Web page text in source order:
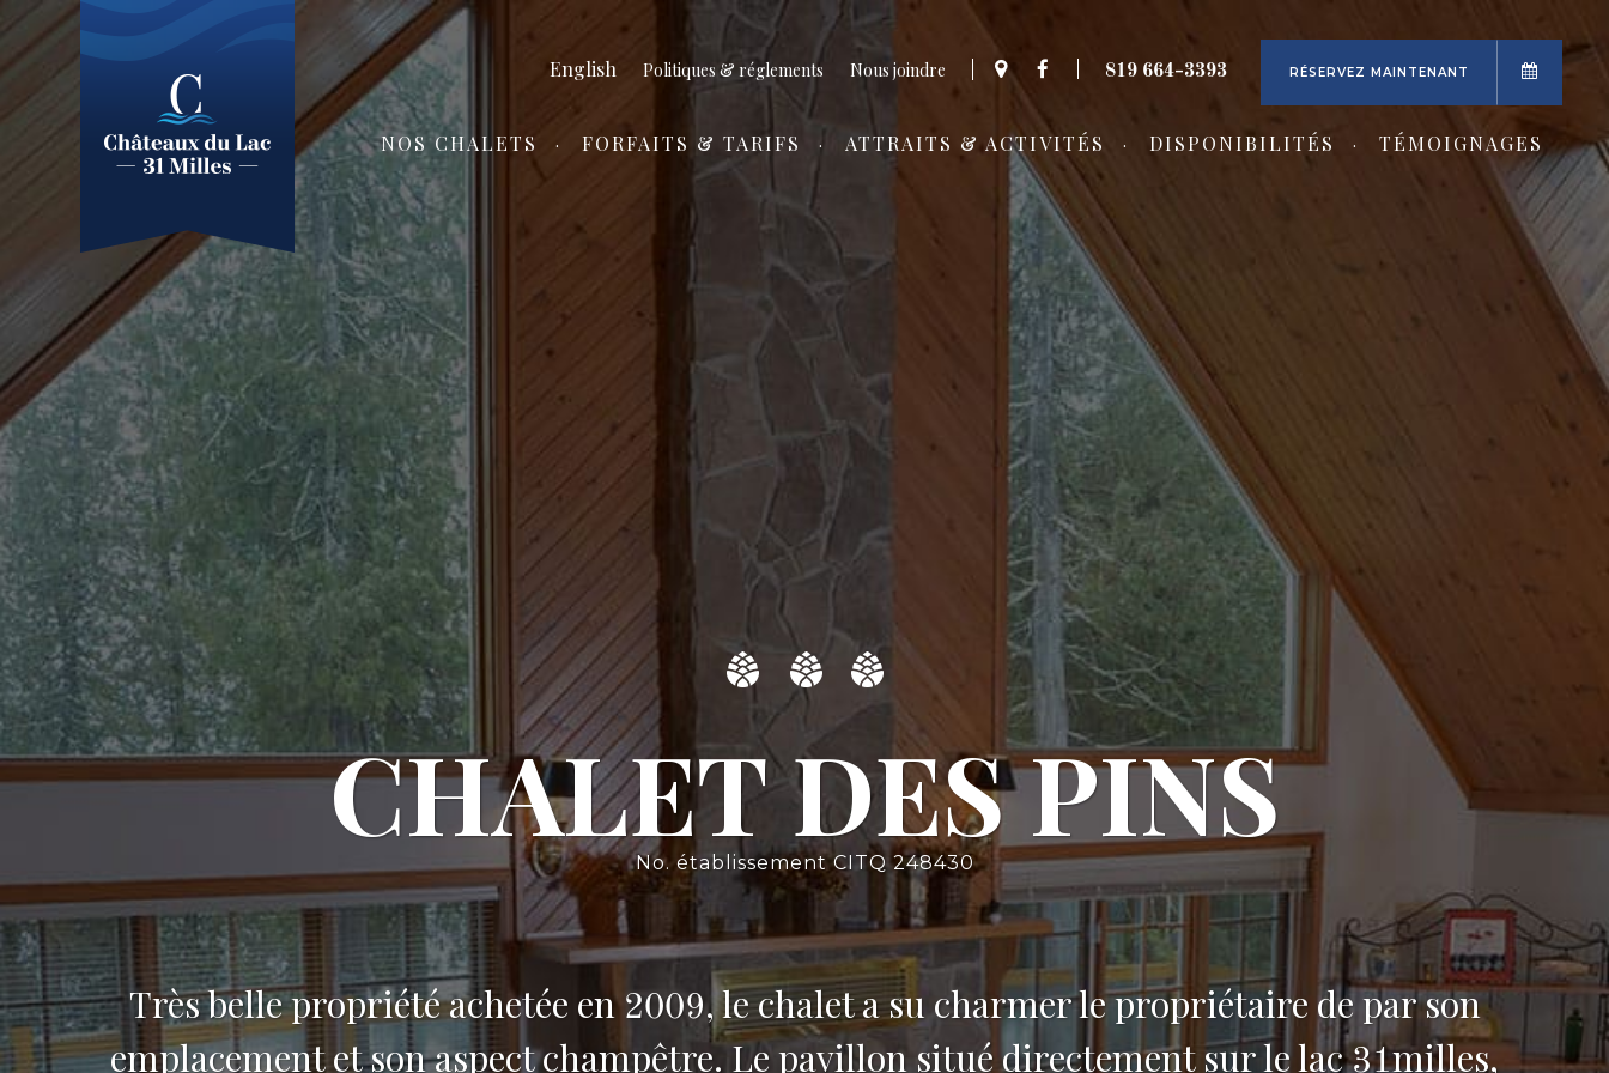
English Politiques & réglements Nous joindre 819 664-3393 RÉSERVEZ MAINTENANT
NOS CHALETS FORFAITS & TARIFS ATTRAITS & ACTIVITÉS DISPONIBILITÉS TÉMOIGNAGES
CHALET DES PINS
No. établissement CITQ 248430
Très belle propriété achetée en 2009, le chalet a su charmer le propriétaire de par son
emplacement et son aspect champêtre. Le pavillon situé directement sur le lac 31milles,